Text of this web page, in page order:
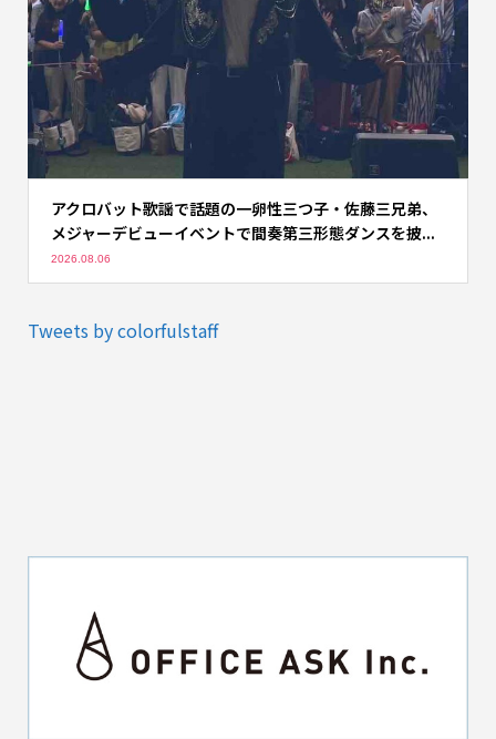
アクロバット歌謡で話題の一卵性三つ子・佐藤三兄弟、
メジャーデビューイベントで間奏第三形態ダンスを披...
2026.08.06
Tweets by colorfulstaff